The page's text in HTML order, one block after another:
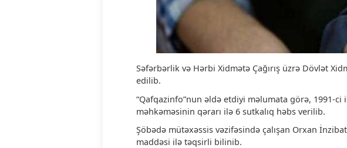
Səfərbərlik və Hərbi Xidmətə Çağırış üzrə Dövlət
edilib.
“Qafqazinfo”nun əldə etdiyi məlumata görə, 1991-
məhkəməsinin qərarı ilə 6 sutkalıq həbs verilib.
Şöbədə mütəxəssis vəzifəsində çalışan Orxan
maddəsi ilə təqsirli bilinib.